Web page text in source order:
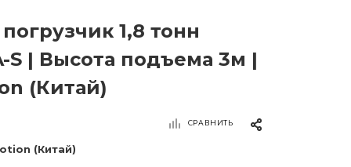
1,8 тонн
S | Высота подъема 3м |
(Китай)
СРАВНИТЬ
(Китай)